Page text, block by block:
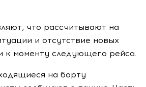
что рассчитывают на
и отсутствие новых
к моменту следующего рейса.
на борту